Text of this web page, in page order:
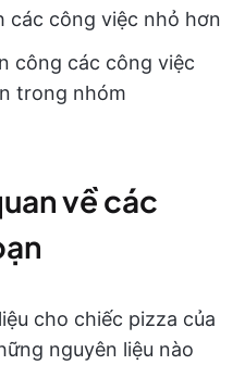
các công việc nhỏ hơn
công các công việc
trong nhóm
về các
cho chiếc pizza của
nguyên liệu nào